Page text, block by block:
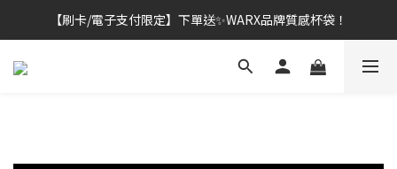
👔挺爸行動：全館襪款【最低$149起】✨立即下單！
【刷卡/電子支付限定】下單送✨WARX品牌質感杯袋！
👔挺爸行動：全館襪款【最低$149起】✨立即下單！